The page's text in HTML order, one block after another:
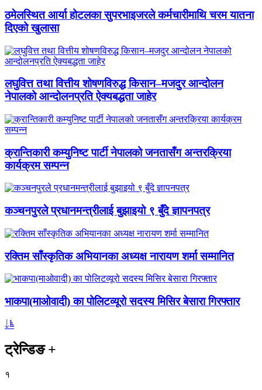
ठमेलस्थित आर्या होटलका सुपरभाइजरले कर्मचारीमाथि चरम यातना
दिएको खुलासा
लघुवित्त तथा वित्तीय शोषणविरुद्ध किसान–मजदुर आन्दोलन
नेपालको आन्दोलनप्रति ऐक्यबद्धता जाहेर
क्रान्तिकारी कम्युनिष्ट पार्टी नेपालको जनतासँग अन्तरक्रिया
कार्यक्रम सम्पन्न
कञ्चनपुरले प्रधानमन्त्रीलाई बुझाइयो ९ बुँदे ज्ञापनपत्र
रक्तिम साँस्कृतिक अभियानका अध्यक्ष नारायण शर्मा सम्मानित
भाकपा(माओवादी) का पोलिटव्यूरो सदस्य मिसिर बेसारा गिरफ्तार
ट्रेन्डिङ+
१